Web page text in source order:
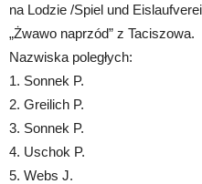
na Lodzie /Spiel und
„Żwawo naprzód” z Taciszowa.
Nazwiska poległych:
1. Sonnek P.
2. Greilich P.
3. Sonnek P.
4. Uschok P.
5. Webs J.